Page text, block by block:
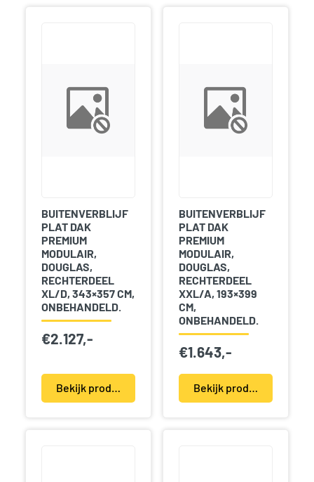
BUITENVERBLIJF
PLAT DAK
PREMIUM
MODULAIR,
DOUGLAS,
RECHTERDEEL
XL/D, 343×357 CM,
ONBEHANDELD.
€2.127,-
Bekijk product(en)
BUITENVERBLIJF
PLAT DAK
PREMIUM
MODULAIR,
DOUGLAS,
RECHTERDEEL
XXL/A, 193×399
CM,
ONBEHANDELD.
€1.643,-
Bekijk product(en)